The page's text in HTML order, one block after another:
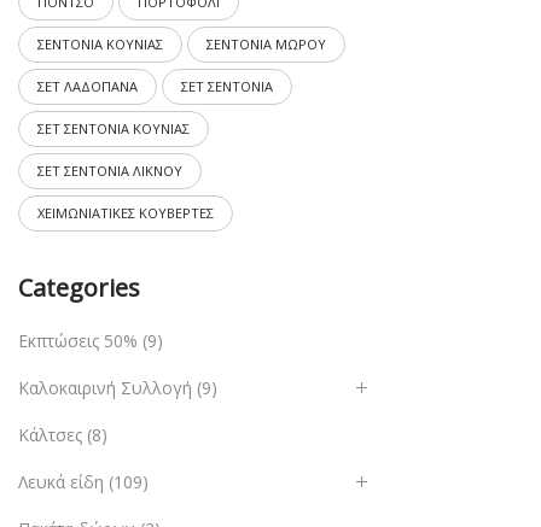
ΣΕΝΤΟΝΙΑ ΚΟΥΝΙΑΣ ΣΕΝΤΟΝΙΑ ΜΩΡΟΥ
ΣΕΤ ΛΑΔΟΠΑΝΑ ΣΕΤ ΣΕΝΤΟΝΙΑ
ΣΕΤ ΣΕΝΤΟΝΙΑ ΚΟΥΝΙΑΣ
ΣΕΤ ΣΕΝΤΟΝΙΑ ΛΙΚΝΟΥ
ΧΕΙΜΩΝΙΑΤΙΚΕΣ ΚΟΥΒΕΡΤΕΣ
Categories
Εκπτώσεις 50% (9)
Καλοκαιρινή Συλλογή (9)
Κάλτσες (8)
Λευκά είδη (109)